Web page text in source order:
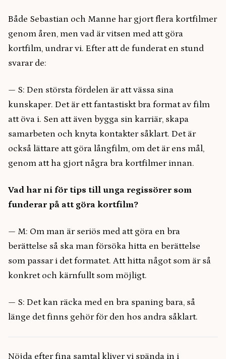
Både Sebastian och Manne har gjort flera kortfilmer
genom åren, men vad är vitsen med att göra
kortfilm, undrar vi. Efter att de funderat en stund
svarar de:
— S: Den största fördelen är att vässa sina
kunskaper. Det är ett fantastiskt bra format av film
att öva i. Sen att även bygga sin karriär, skapa
samarbeten och knyta kontakter såklart. Det är
också lättare att göra långfilm, om det är ens mål,
genom att ha gjort några bra kortfilmer innan.
Vad har ni för tips till unga regissörer som
funderar på att göra kortfilm?
— M: Om man är seriös med att göra en bra
berättelse så ska man försöka hitta en berättelse
som passar i det formatet. Att hitta något som är så
konkret och kärnfullt som möjligt.
— S: Det kan räcka med en bra spaning bara, så
länge det finns gehör för den hos andra såklart.
Nöjda efter fina samtal kliver vi spända in i